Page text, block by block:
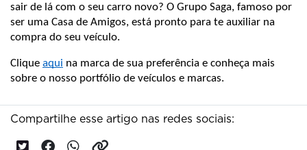
sair de lá com o seu carro novo? O Grupo Saga, famoso por
ser uma Casa de Amigos, está pronto para te auxiliar na
compra do seu veículo.
Clique aqui na marca de sua preferência e conheça mais
sobre o nosso portfólio de veículos e marcas.
Compartilhe esse artigo nas redes sociais: